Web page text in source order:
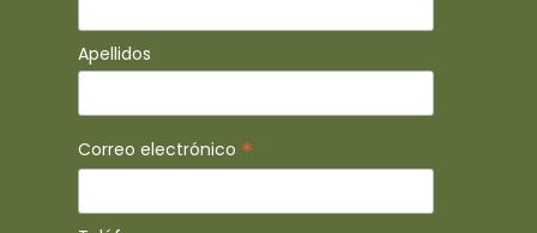
Apellidos
Correo electrónico *